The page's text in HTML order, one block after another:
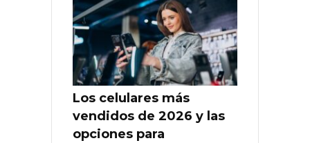
Los celulares más
vendidos de 2026 y las
opciones para